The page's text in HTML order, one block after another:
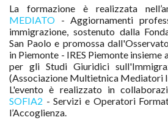
La formazione è realizzata
MEDIATO - Aggiornamenti
immigrazione, sostenuto dalla
San Paolo e promossa
in Piemonte - IRES Piemonte insieme
per gli Studi Giuridici
(Associazione Multietnica Mediatori
L'evento è realizzato in
SOFIA2 - Servizi e Operatori
l’Accoglienza.